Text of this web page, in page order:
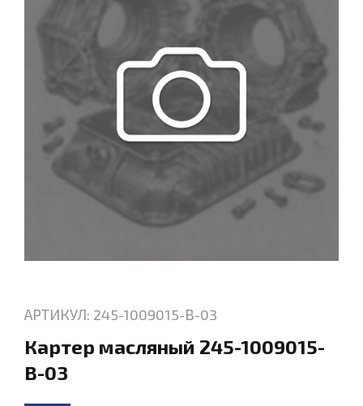
АРТИКУЛ: 245-1009015-В-03
Картер масляный 245-1009015-
В-03